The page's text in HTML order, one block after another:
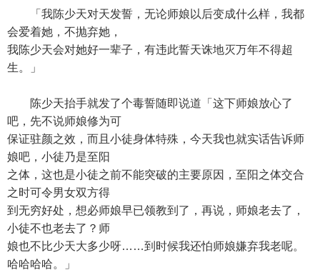
「我陈少天对天发誓，无论师娘以后变成什么样，我都
会爱着她，不抛弃她，
我陈少天会对她好一辈子，有违此誓天诛地灭万年不得超
生。」
陈少天抬手就发了个毒誓随即说道「这下师娘放心了
吧，先不说师娘修为可
保证驻颜之效，而且小徒身体特殊，今天我也就实话告诉师
娘吧，小徒乃是至阳
之体，这也是小徒之前不能突破的主要原因，至阳之体交合
之时可令男女双方得
到无穷好处，想必师娘早已领教到了，再说，师娘老去了，
小徒不也老去了？师
娘也不比少天大多少呀……到时候我还怕师娘嫌弃我老呢。
哈哈哈哈。」